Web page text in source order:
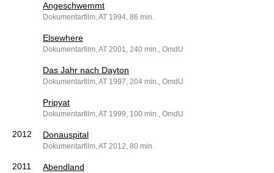
Angeschwemmt
Dokumentarfilm, AT 1994, 86 min.
Elsewhere
Dokumentarfilm, AT 2001, 240 min., OmdU
Das Jahr nach Dayton
Dokumentarfilm, AT 1997, 204 min., OmdU
Pripyat
Dokumentarfilm, AT 1999, 100 min., OmdU
2012 Donauspital
Dokumentarfilm, AT 2012, 80 min.
2011 Abendland